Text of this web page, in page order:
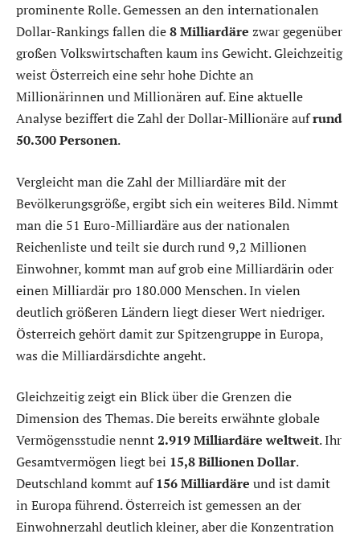
prominente Rolle. Gemessen an den internationalen
Dollar-Rankings fallen die8 Milliardäre zwar gegenüber
großen Volkswirtschaften kaum ins Gewicht. Gleichzeitig
weist Österreich eine sehr hohe Dichte an
Millionärinnen und Millionären auf. Eine aktuelle
Analyse beziffert die Zahl der Dollar-Millionäre aufrund
50.300 Personen.
Vergleicht man die Zahl der Milliardäre mit der
Bevölkerungsgröße, ergibt sich ein weiteres Bild. Nimmt
man die 51 Euro-Milliardäre aus der nationalen
Reichenliste und teilt sie durch rund 9,2 Millionen
Einwohner, kommt man auf grob eine Milliardärin oder
einen Milliardär pro 180.000 Menschen. In vielen
deutlich größeren Ländern liegt dieser Wert niedriger.
Österreich gehört damit zur Spitzengruppe in Europa,
was die Milliardärsdichte angeht.
Gleichzeitig zeigt ein Blick über die Grenzen die
Dimension des Themas. Die bereits erwähnte globale
Vermögensstudie nennt2.919 Milliardäre weltweit. Ihr
Gesamtvermögen liegt bei 15,8 Billionen Dollar.
Deutschland kommt auf156 Milliardäre und ist damit
in Europa führend. Österreich ist gemessen an der
Einwohnerzahl deutlich kleiner, aber die Konzentration